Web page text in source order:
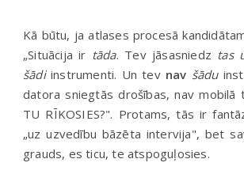
Kā būtu, ja atlases procesā
„Situācija ir tāda. Tev jāsasniedz tas
šādiinstrumenti. Un tev nav šādu
datora sniegtās drošības, nav mobilā
TU RĪKOSIES?". Protams, tās ir
„uz uzvedību bāzēta intervija", bet
grauds, es ticu, te atspoguļosies.